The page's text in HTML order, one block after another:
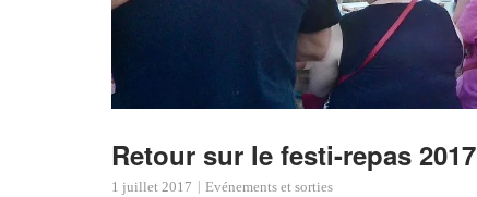
Retour sur le festi-repas 2017
1 juillet 2017 Evénements et sorties